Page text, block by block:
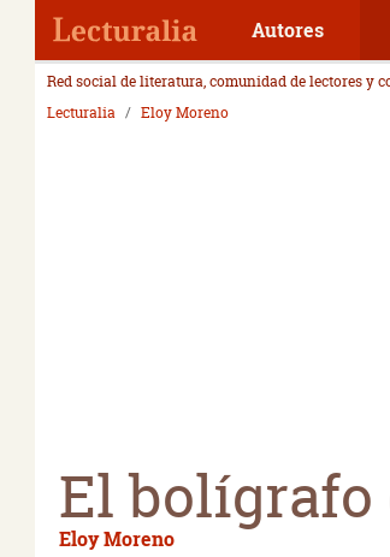
Autores
Red social de literatura, comunidad de lectores y
Lecturalia
Eloy Moreno
El bolígrafo
Eloy Moreno